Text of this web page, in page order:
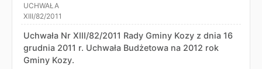
UCHWAŁA
XIII/82/2011
Uchwała Nr XIII/82/2011 Rady Gminy Kozy z dnia 16
grudnia 2011 r. Uchwała Budżetowa na 2012 rok
Gminy Kozy.